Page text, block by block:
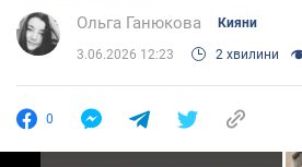
Ольга Ганюкова Кияни
3.06.2026 12:23 2 хвилини
0